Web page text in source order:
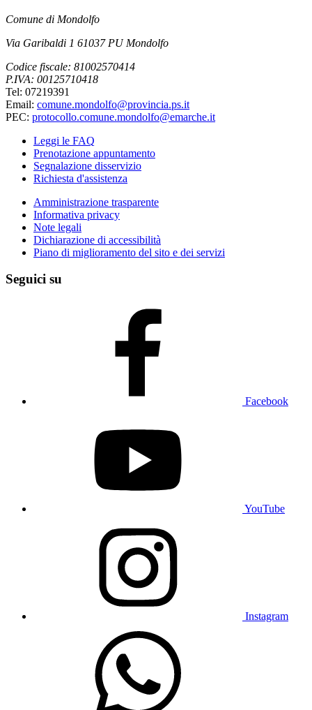
Comune di Mondolfo
Via Garibaldi 1 61037 PU Mondolfo
Codice fiscale: 81002570414
P.IVA: 00125710418
Tel: 07219391
Email: comune.mondolfo@provincia.ps.it
PEC: protocollo.comune.mondolfo@emarche.it
Leggi le FAQ
Prenotazione appuntamento
Segnalazione disservizio
Richiesta d'assistenza
Amministrazione trasparente
Informativa privacy
Note legali
Dichiarazione di accessibilità
Piano di miglioramento del sito e dei servizi
Seguici su
Facebook
YouTube
Instagram